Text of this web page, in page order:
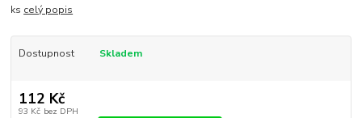
ks celý popis
Dostupnost Skladem
112 Kč
93 Kč bez DPH